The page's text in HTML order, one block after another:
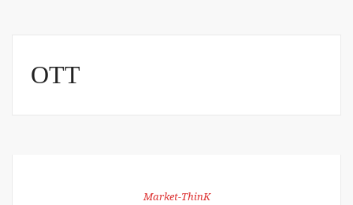
ΟΤΤ
Market-ThinK